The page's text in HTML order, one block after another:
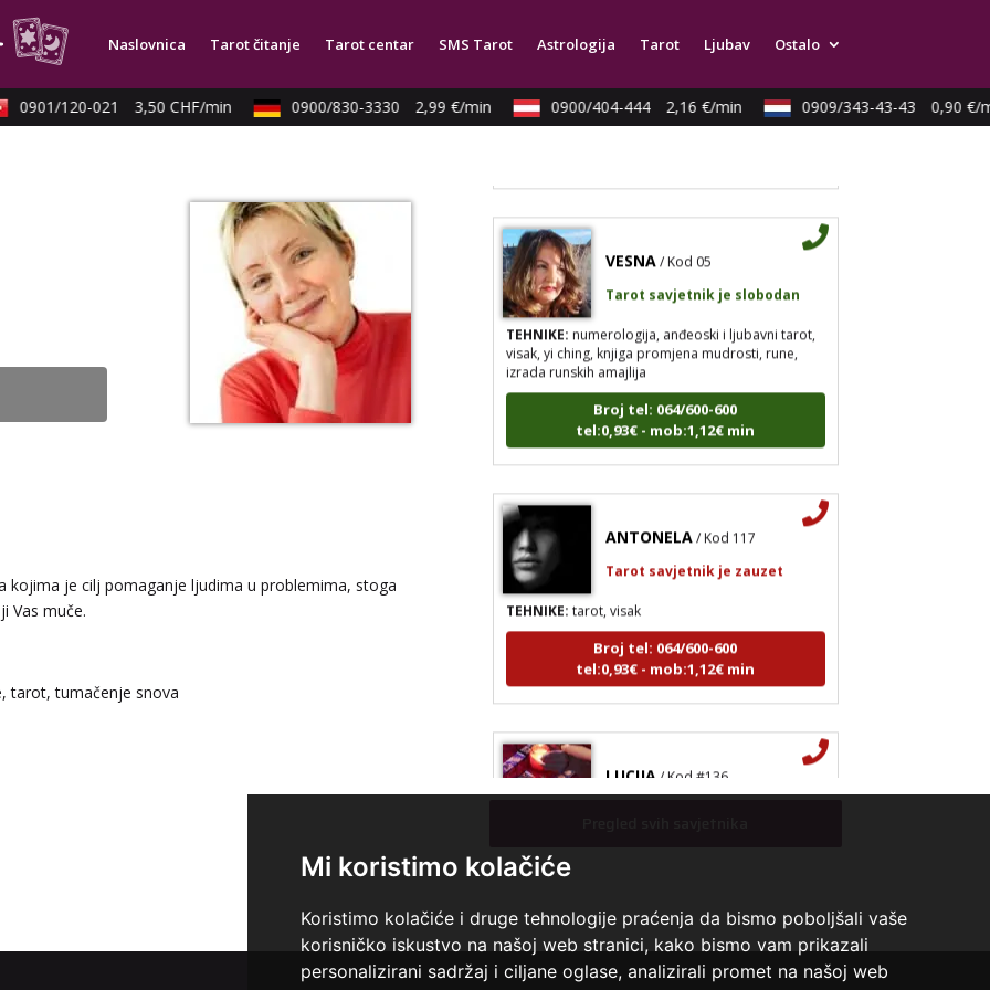
Mi koristimo kolačiće
Koristimo kolačiće i druge tehnologije praćenja da bismo poboljšali vaše
korisničko iskustvo na našoj web stranici, kako bismo vam prikazali
personalizirani sadržaj i ciljane oglase, analizirali promet na našoj web
Naslovnica Tarot čitanje Tarot centar SMS Tarot Astrologija Tarot Ljubav Ostalo
0901/120-021 3,50 CHF/min 0900/830-3330 2,99 €/min 0900/404-444 2,16 €/min 0909/343-43-43 0,90 €/
kojima je cilj pomaganje ljudima u problemima, stoga
Vas muče.
tarot, tumačenje snova
tumačenje snova, rune, kristali, reiki, terapija
energijama
Broj tel: 064/600-600
VESNA / Kod 05
Tarot savjetnik je slobodan
TEHNIKE: numerologija, anđeoski i ljubavni tarot,
visak, yi ching, knjiga promjena mudrosti, rune,
izrada runskih amajlija
Broj tel: 064/600-600
tel:0,93€ - mob:1,12€ min
ANTONELA / Kod 117
Tarot savjetnik je zauzet
TEHNIKE: tarot, visak
Broj tel: 064/600-600
tel:0,93€ - mob:1,12€ min
LUCIJA / Kod #136